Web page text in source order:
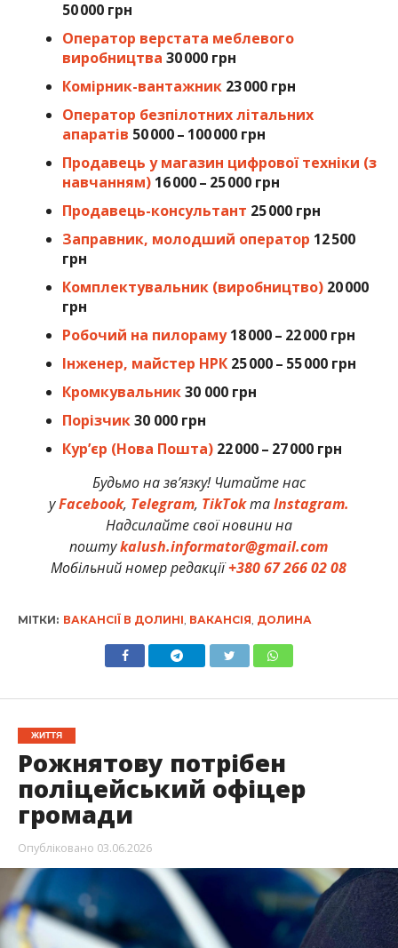
50 000 грн
Оператор верстата меблевого
виробництва 30 000 грн
Комірник-вантажник 23 000 грн
Оператор безпілотних літальних
апаратів 50 000 – 100 000 грн
Продавець у магазин цифрової техніки (з
навчанням)16 000 – 25 000 грн
Продавець-консультант 25 000 грн
Заправник, молодший оператор 12 500
грн
Комплектувальник (виробництво) 20 000
грн
Робочий на пилораму 18 000 – 22 000 грн
Інженер, майстер НРК 25 000 – 55 000 грн
Кромкувальник 30 000 грн
Порізчик 30 000 грн
Кур’єр (Нова Пошта) 22 000 – 27 000 грн
Будьмо на зв’язку! Читайте нас
уFacebook, Telegram, TikTokтаInstagram.
Надсилайте свої новини на
поштуkalush.informator@gmail.com
Мобільний номер редакції+380 67 266 02 08
МІТКИ: ВАКАНСІЇ В ДОЛИНІ ВАКАНСІЯ ДОЛИНА
ЖИТТЯ
Рожнятову потрібен
поліцейський офіцер
громади
Опубліковано 03.06.2026